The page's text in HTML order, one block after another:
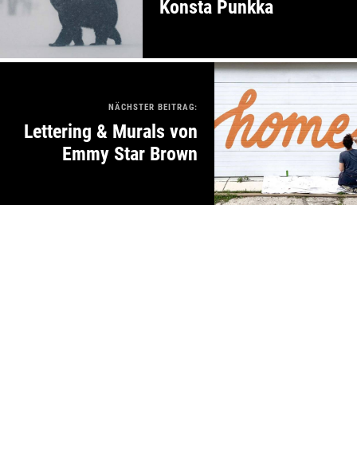
Konsta Punkka
NÄCHSTER BEITRAG:
Lettering & Murals von
Emmy Star Brown